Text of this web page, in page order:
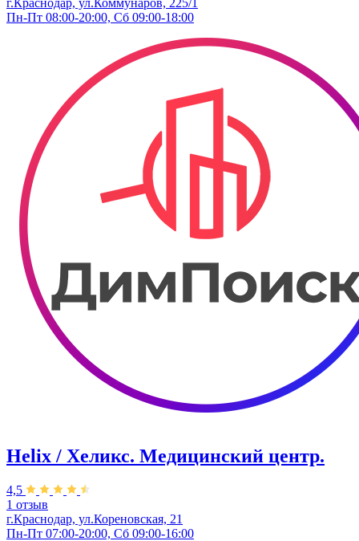
г.Краснодар, ул.Коммунаров, 225/1
Пн-Пт 08:00-20:00, Сб 09:00-18:00
Helix / Хеликс. Медицинский центр.
4,5
1 отзыв
г.Краснодар, ул.Кореновская, 21
Пн-Пт 07:00-20:00, Сб 09:00-16:00